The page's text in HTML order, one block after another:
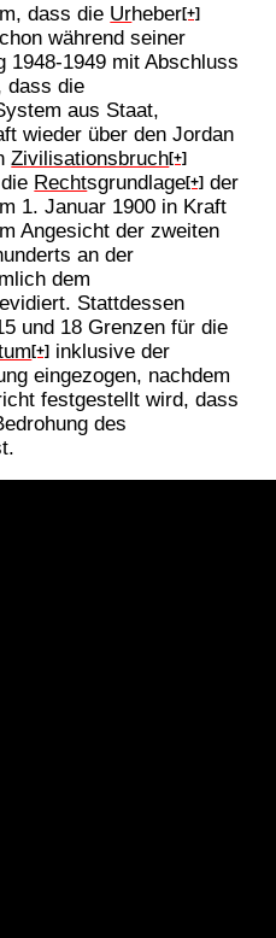
dass die Urheber[+]
während seiner
1948-1949 mit Abschluss
dass die
aus Staat,
wieder über den Jordan
Zivilisationsbruch[+]
Rechtsgrundlage[+] der
1. Januar 1900 in Kraft
Angesicht der zweiten
an der
dem
Stattdessen
und 18 Grenzen für die
[+] inklusive der
eingezogen, nachdem
festgestellt wird, dass
des